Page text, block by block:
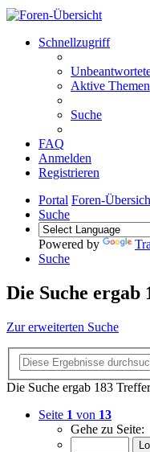
Schnellzugriff
Aktive Themen
Suche
FAQ
Anmelden
Registrieren
Portal Foren-
Suche
Powered by
Suche
Die Suche ergab
Zur erweiterten Suche
Die Suche ergab 183 Treffer
Seite 1 von 13
Gehe zu Seite: